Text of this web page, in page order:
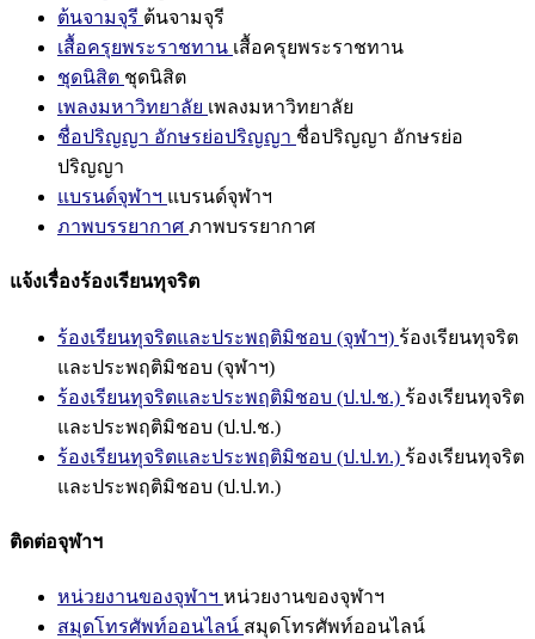
ต้นจามจุรี ต้นจามจุรี
เสื้อครุยพระราชทาน เสื้อครุยพระราชทาน
ชุดนิสิต ชุดนิสิต
เพลงมหาวิทยาลัย เพลงมหาวิทยาลัย
ชื่อปริญญา อักษรย่อปริญญา ชื่อปริญญา อักษรย่อ
ปริญญา
แบรนด์จุฬาฯ แบรนด์จุฬาฯ
ภาพบรรยากาศ ภาพบรรยากาศ
แจ้งเรื่องร้องเรียนทุจริต
ร้องเรียนทุจริตและประพฤติมิชอบ (จุฬาฯ) ร้องเรียนทุจริต
และประพฤติมิชอบ (จุฬาฯ)
ร้องเรียนทุจริตและประพฤติมิชอบ (ป.ป.ช.) ร้องเรียนทุจริต
และประพฤติมิชอบ (ป.ป.ช.)
ร้องเรียนทุจริตและประพฤติมิชอบ (ป.ป.ท.) ร้องเรียนทุจริต
และประพฤติมิชอบ (ป.ป.ท.)
ติดต่อจุฬาฯ
หน่วยงานของจุฬาฯ หน่วยงานของจุฬาฯ
สมุดโทรศัพท์ออนไลน์ สมุดโทรศัพท์ออนไลน์